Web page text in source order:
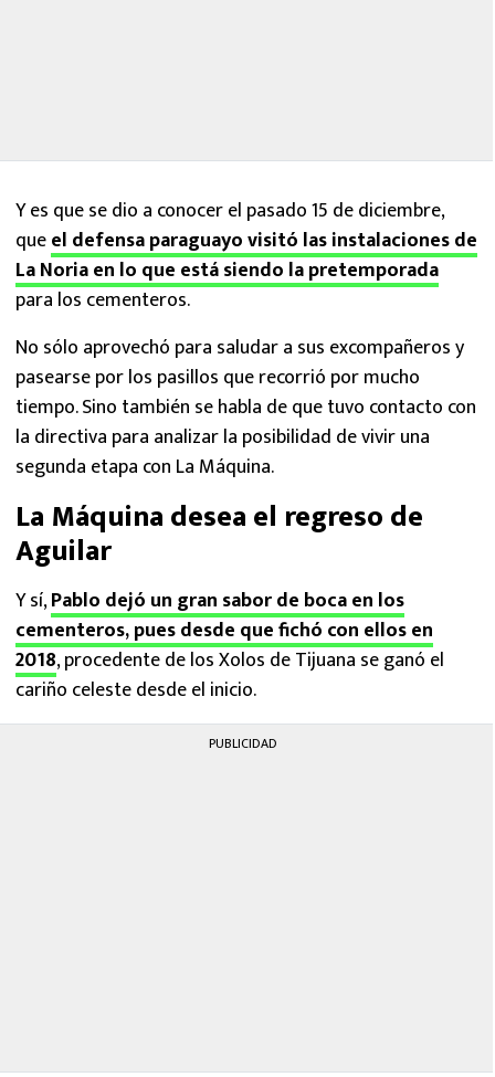
Y es que se dio a conocer el pasado 15 de diciembre,
queel defensa paraguayo visitó las instalaciones de
La Noria en lo que está siendo la pretemporada
para los cementeros.
No sólo aprovechó para saludar a sus excompañeros y
pasearse por los pasillos que recorrió por mucho
tiempo. Sino también se habla de que tuvo contacto con
la directiva para analizar la posibilidad de vivir una
segunda etapa con La Máquina.
La Máquina desea el regreso de
Aguilar
Y sí,Pablo dejó un gran sabor de boca en los
cementeros, pues desde que fichó con ellos en
2018, procedente de los Xolos de Tijuana se ganó el
cariño celeste desde el inicio.
PUBLICIDAD